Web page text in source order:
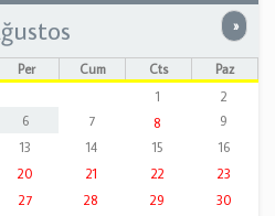
»
Per Cum Cts
Paz
1
2
6 7 8
9
13 14 15
16
20 21 22
23
27 28 29
30